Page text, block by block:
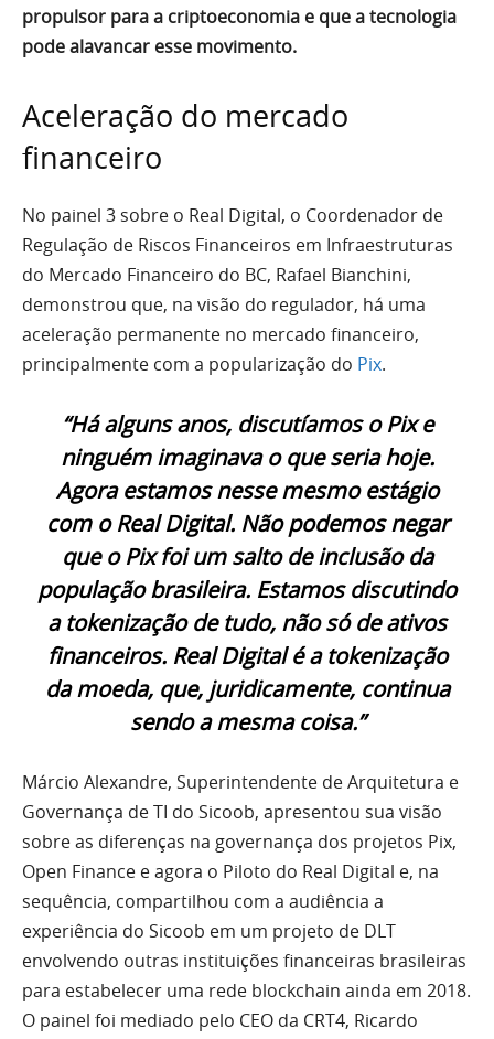
propulsor para a criptoeconomia e que a tecnologia
pode alavancar esse movimento.
Aceleração do mercado
financeiro
No painel 3 sobre o Real Digital, o Coordenador de
Regulação de Riscos Financeiros em Infraestruturas
do Mercado Financeiro do BC, Rafael Bianchini,
demonstrou que, na visão do regulador, há uma
aceleração permanente no mercado financeiro,
principalmente com a popularização do Pix.
“Há alguns anos, discutíamos o Pix e
ninguém imaginava o que seria hoje.
Agora estamos nesse mesmo estágio
com o Real Digital. Não podemos negar
que o Pix foi um salto de inclusão da
população brasileira. Estamos discutindo
a tokenização de tudo, não só de ativos
financeiros. Real Digital é a tokenização
da moeda, que, juridicamente, continua
sendo a mesma coisa.”
Márcio Alexandre, Superintendente de Arquitetura e
Governança de TI do Sicoob, apresentou sua visão
sobre as diferenças na governança dos projetos Pix,
Open Finance e agora o Piloto do Real Digital e, na
sequência, compartilhou com a audiência a
experiência do Sicoob em um projeto de DLT
envolvendo outras instituições financeiras brasileiras
para estabelecer uma rede blockchain ainda em 2018.
O painel foi mediado pelo CEO da CRT4, Ricardo